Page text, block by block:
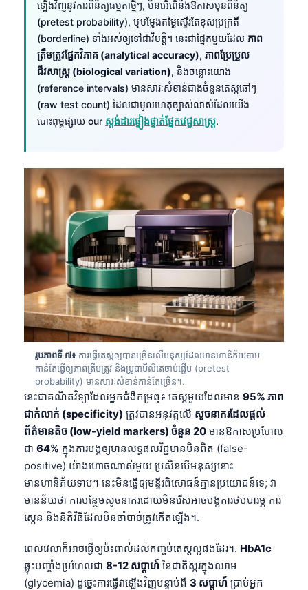
ឡើងវិញនូវការពិនិត្យធម្មតាថ្មីៗ, មិនអើពើនឹងឱកាសមុនពិនិត្យ
(pretest probability), ឬបម្លែងតម្លៃស្ទើរតែខុសប្រក្រតី
(borderline) ទាំងអស់ឲ្យទៅជាវិបត្តិ។ នេះជាផ្នែកមួយដែល ភាព
ត្រឹមត្រូវផ្នែកវិភាគ (analytical accuracy), ភាពប្រែប្រួល
ជីវសាស្ត្រ (biological variation), និងចន្លោះយោង
(reference intervals) មានសារៈសំខាន់ជាងចំនួនតេស្តឆៅៗ
(raw test count) ដែលជាមូលហេតុច្បាស់លាស់ដែលយើង
បោះពុម្ពផ្សាយ our ស្តង់ដារផ្ទៀងផ្ទាត់ផ្នែកវេជ្ជសាស្ត្រ.
រូបភាពទី ៧៖ ការធ្វើតេស្តឲ្យបានច្រើនលើមនុស្សដែលមានហានិភ័យទាប
កាន់តែធ្វើឲ្យភាពត្រឹមត្រូវ និងប្រូបាប៊ីលីតេចាប់ផ្តើម (pretest
probability) មានសារៈសំខាន់កាន់តែច្រើន។.
នេះជាគណិតវិទ្យាដែលអ្នកជំងឺកម្រឮ៖ តេស្តមួយដែលមាន 95% ភាព
ជាក់លាក់ (specificity) ត្រូវបានអនុវត្តលើ សូចនាករដែលផ្តល់
ព័ត៌មានតិច (low-yield markers) ចំនួន 20 មានឱកាសប្រហែល
ជា 64% ក្នុងការបង្កឲ្យមានលទ្ធផលវិជ្ជមានមិនពិត (false-
positive) យ៉ាងហោចណាស់មួយ ប្រសិនបើមនុស្សនោះ
មានហានិភ័យទាប។ នេះមិនធ្វើឲ្យមន្ទីរពិសោធន៍គ្មានប្រយោជន៍ទេ; វា
មានន័យថា ការបន្ថែមសូចនាករដោយមិនរើសអាចបង្កការថប់បារម្ភ ការ
ស្កេន និងនីតិវិធីដែលមិនចាំបាច់ត្រូវកើតឡើង។.
ពេលវេលាក៏អាចធ្វើឲ្យប៉ះពាល់ដល់កញ្ចប់តេស្តល្អផងដែរ។. HbA1c
ឆ្លុះបញ្ចាំងប្រហែលជា 8-12 សប្តាហ៍ នៃជាតិស្ករក្នុងឈាម
(glycemia) ដូច្នេះការធ្វើវាឡើងវិញបន្ទាប់ពី 3 សប្តាហ៍ ប្រាប់អ្នក
Magyar
Shqip
اردو
मराठी
తెలుగు
தமிழ்
ગુજરાતી
ಕನ್ನಡ
മലയാളം
Bahasa Melayu
Tiếng Việt
Tagalog
ไทย
ဗမာစာ
Kiswahili
አማርኛ
Українська
O‘zbekcha
Қазақ тілі
Suomi
Hrvatski
Slovenčina
پښتو